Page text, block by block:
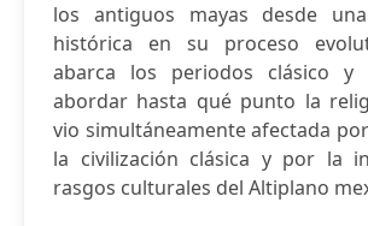
los antiguos mayas desde
histórica en su proceso
abarca los periodos clásico y
abordar hasta qué punto la
vio simultáneamente afectada
la civilización clásica y por la
rasgos culturales del Altiplano